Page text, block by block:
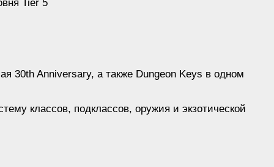
Tier 5
30th Anniversary, а также Dungeon Keys в одном
классов, подклассов, оружия и экзотической